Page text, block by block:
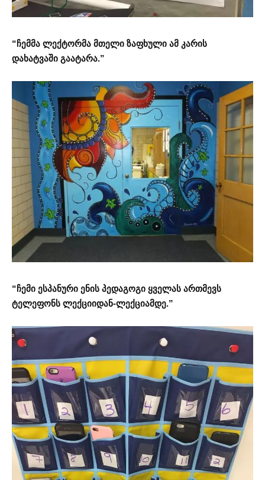
“ჩემმა ლექტორმა მთელი ზაფხული ამ კარის
დახატვაში გაატარა.”
“ჩემი ესპანური ენის პედაგოგი ყველას ართმევს
ტელეფონს ლექციიდან-ლექციამდე.”